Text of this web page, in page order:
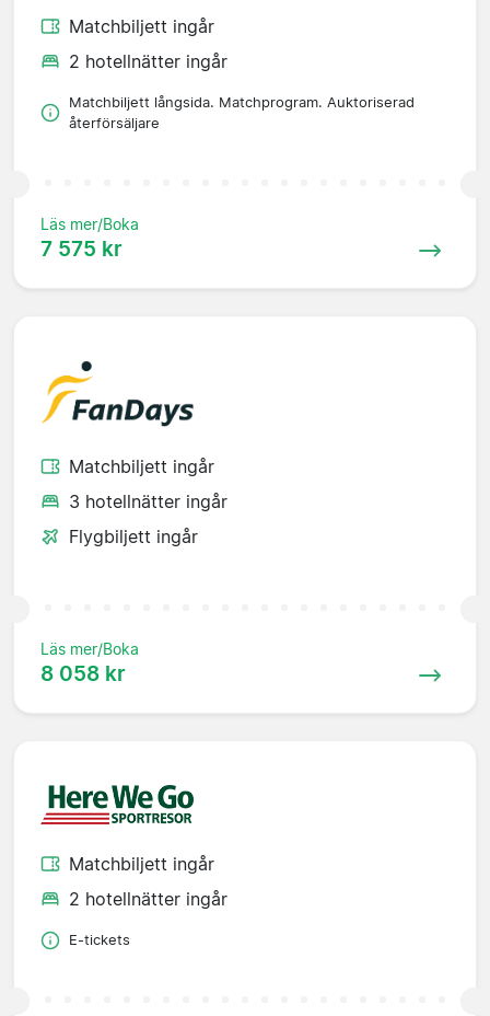
Matchbiljett ingår
2 hotellnätter ingår
Matchbiljett långsida. Matchprogram. Auktoriserad
återförsäljare
Läs mer/Boka
7 575 kr
Matchbiljett ingår
3 hotellnätter ingår
Flygbiljett ingår
Läs mer/Boka
8 058 kr
Matchbiljett ingår
2 hotellnätter ingår
E-tickets